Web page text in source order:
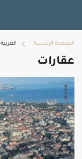
الصفحة الرئيسية العربية
عقارات